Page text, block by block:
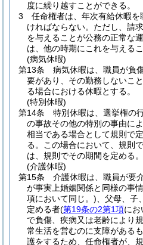
度に繰り越すことができる。
3
任命権者は、年次有給休暇
ければならない。 ただし、請
を与えることが公務の正常な
は、他の時期にこれを与えるこ
(病気休暇)
第13条
病気休暇は、職員が負
要があり、その勤務しないこ
る場合における休暇とする。
(特別休暇)
第14条
特別休暇は、選挙権の
の事故その他の特別の事由に
相当である場合として規則で
る。
この場合において、規則
は、規則でその期間を定める。
(介護休暇)
第15条
介護休暇は、職員が要
が事実上婚姻関係と同様の事
項において同じ。) 、父母、
定める者(第19条の2第1項にお
で負傷、疾病又は老齢により
常生活を営むのに支障がある
護をするため、任命権者が、